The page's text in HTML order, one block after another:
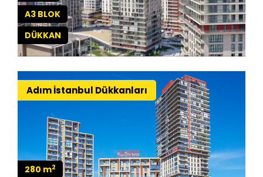
A3 BLOK
DÜKKAN
Adım İstanbul Dükkanları
280 m2